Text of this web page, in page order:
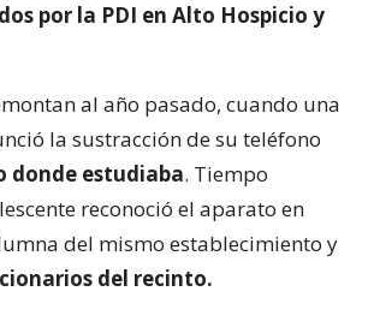
por la PDI en Alto Hospicio y
al año pasado, cuando una
la sustracción de su teléfono
donde estudiaba. Tiempo
reconoció el aparato en
del mismo establecimiento y
del recinto.